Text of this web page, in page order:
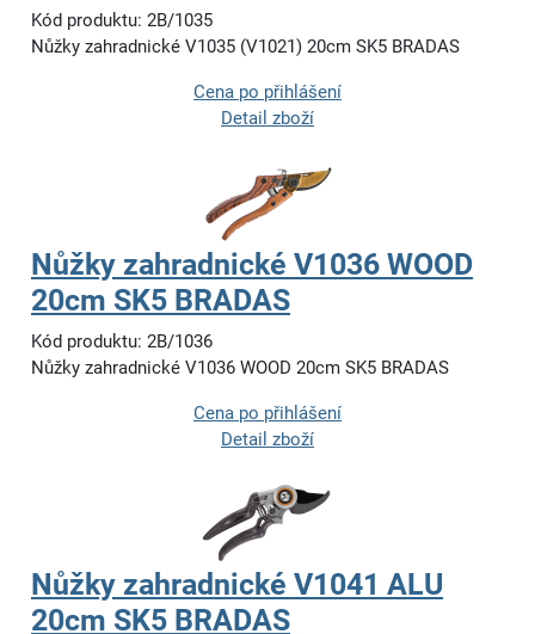
Kód produktu: 2B/1035
Nůžky zahradnické V1035 (V1021) 20cm SK5 BRADAS
Cena po přihlášení
Detail zboží
Nůžky zahradnické V1036 WOOD
20cm SK5 BRADAS
Kód produktu: 2B/1036
Nůžky zahradnické V1036 WOOD 20cm SK5 BRADAS
Cena po přihlášení
Detail zboží
Nůžky zahradnické V1041 ALU
20cm SK5 BRADAS